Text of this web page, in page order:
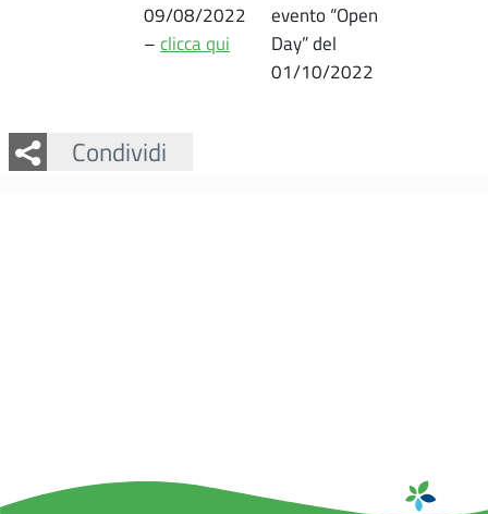
09/08/2022
– clicca qui
evento “Open
Day” del
01/10/2022
Condividi
Facebook
Twitter
Whatsapp